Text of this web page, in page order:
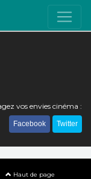
vos envies cinéma :
Facebook Twitter
Haut de page